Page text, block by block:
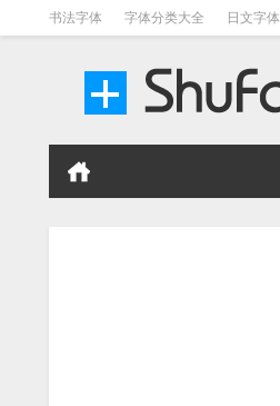
书法字体 字体分类大全 日文字体